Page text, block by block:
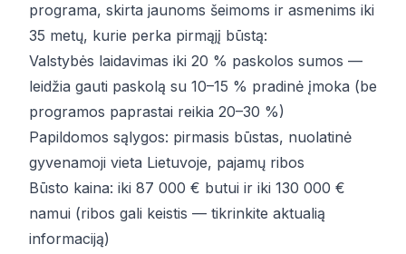
programa, skirta jaunoms šeimoms ir asmenims iki
35 metų, kurie perka pirmąjį būstą:
Valstybės laidavimas iki 20 % paskolos sumos —
leidžia gauti paskolą su 10–15 % pradinė įmoka (be
programos paprastai reikia 20–30 %)
Papildomos sąlygos: pirmasis būstas, nuolatinė
gyvenamoji vieta Lietuvoje, pajamų ribos
Būsto kaina: iki 87 000 € butui ir iki 130 000 €
namui (ribos gali keistis — tikrinkite aktualią
informaciją)